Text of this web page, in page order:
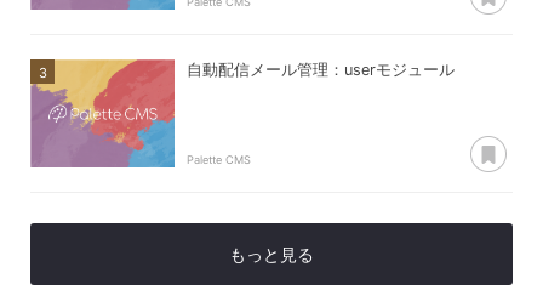
自動配信メール管理：userモジュール
Palette CMS
もっと見る